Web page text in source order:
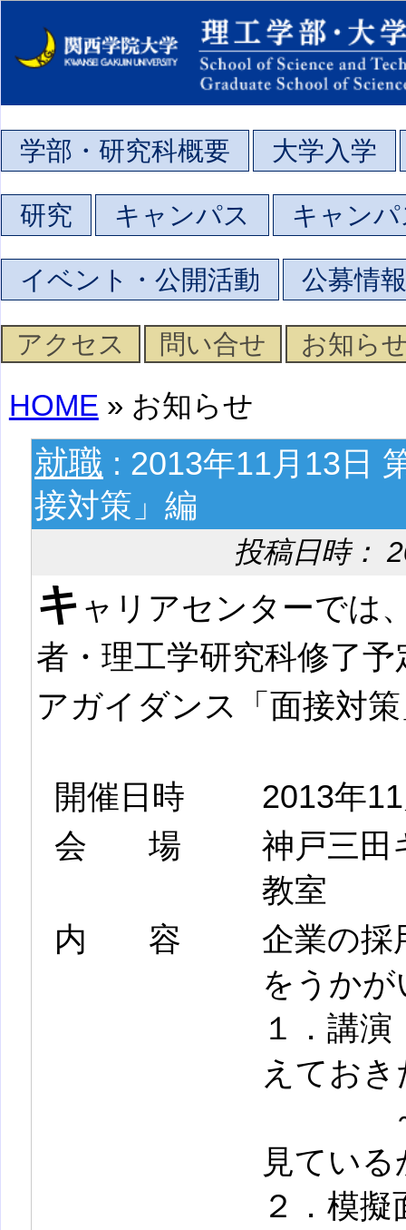
学部・研究科概要 大学入学
研究 キャンパス キャン
イベント・公開活動 公募情報
アクセス 問い合せ お知ら
HOME » お知らせ
就職 : 2013年11月13日
接対策」編
投稿日時：
キ ャリアセンターでは
者・理工学研究科修了
アガイダンス「面接対
開催日時
2013年
会場
神戸三田
教室
内容
企業の採
をうか
１．講
えてお
～採
見ている
２．模